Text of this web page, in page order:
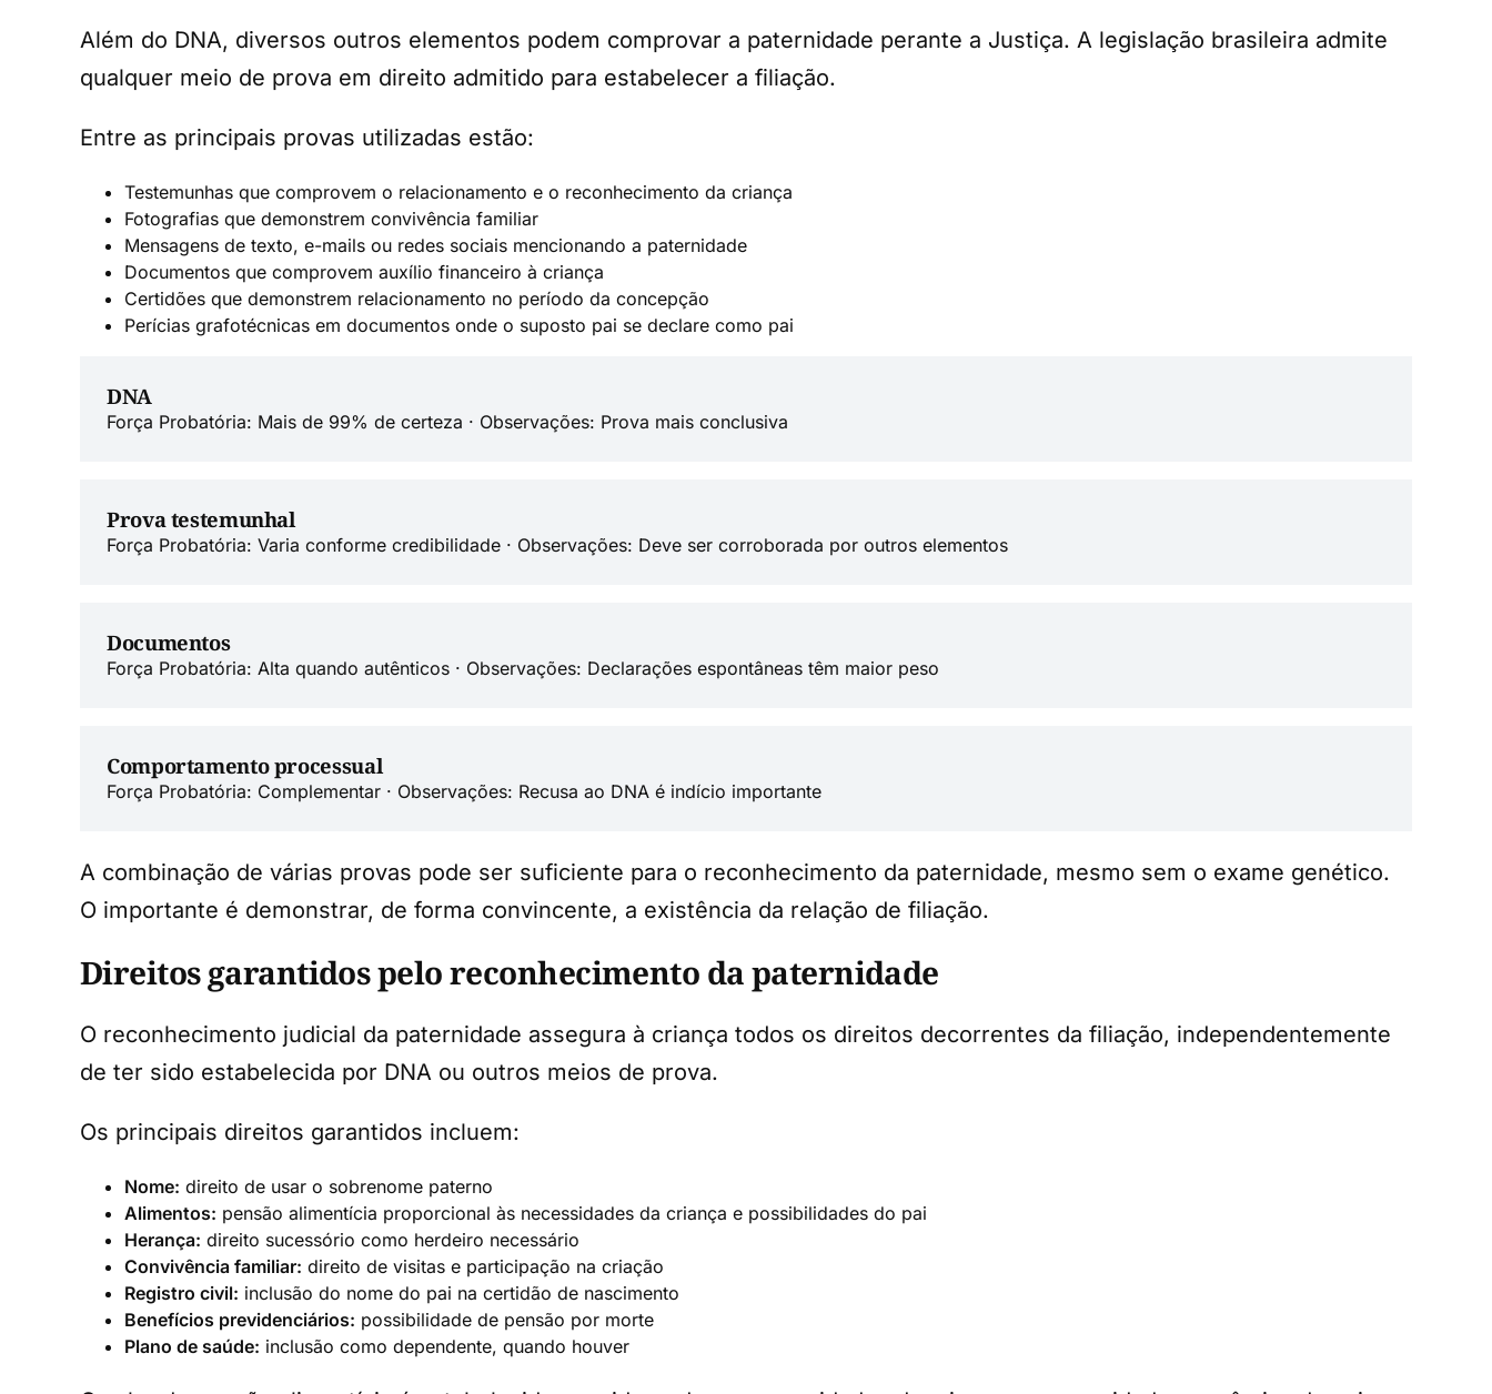
Além do DNA, diversos outros elementos podem comprovar a paternidade perante a Justiça. A legislação brasileira admite
qualquer meio de prova em direito admitido para estabelecer a filiação.
Entre as principais provas utilizadas estão:
Testemunhas que comprovem o relacionamento e o reconhecimento da criança
Fotografias que demonstrem convivência familiar
Mensagens de texto, e-mails ou redes sociais mencionando a paternidade
Documentos que comprovem auxílio financeiro à criança
Certidões que demonstrem relacionamento no período da concepção
Perícias grafotécnicas em documentos onde o suposto pai se declare como pai
DNA
Força Probatória: Mais de 99% de certeza · Observações: Prova mais conclusiva
Prova testemunhal
Força Probatória: Varia conforme credibilidade · Observações: Deve ser corroborada por outros elementos
Documentos
Força Probatória: Alta quando autênticos · Observações: Declarações espontâneas têm maior peso
Comportamento processual
Força Probatória: Complementar · Observações: Recusa ao DNA é indício importante
A combinação de várias provas pode ser suficiente para o reconhecimento da paternidade, mesmo sem o exame genético.
O importante é demonstrar, de forma convincente, a existência da relação de filiação.
Direitos garantidos pelo reconhecimento da paternidade
O reconhecimento judicial da paternidade assegura à criança todos os direitos decorrentes da filiação, independentemente
de ter sido estabelecida por DNA ou outros meios de prova.
Os principais direitos garantidos incluem:
Nome: direito de usar o sobrenome paterno
Alimentos: pensão alimentícia proporcional às necessidades da criança e possibilidades do pai
Herança: direito sucessório como herdeiro necessário
Convivência familiar: direito de visitas e participação na criação
Registro civil: inclusão do nome do pai na certidão de nascimento
Benefícios previdenciários: possibilidade de pensão por morte
Plano de saúde: inclusão como dependente, quando houver